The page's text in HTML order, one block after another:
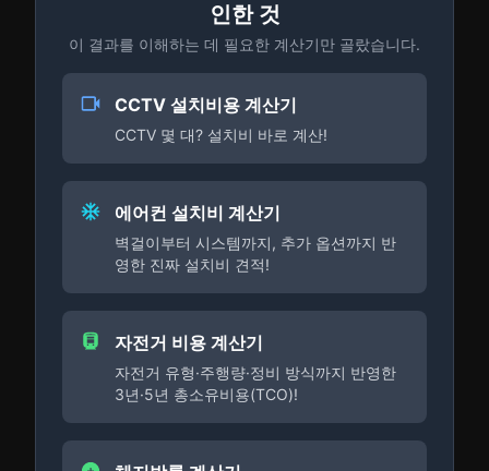
인한 것
이 결과를 이해하는 데 필요한 계산기만 골랐습니다.
CCTV 설치비용 계산기
CCTV 몇 대? 설치비 바로 계산!
에어컨 설치비 계산기
벽걸이부터 시스템까지, 추가 옵션까지 반
영한 진짜 설치비 견적!
자전거 비용 계산기
자전거 유형·주행량·정비 방식까지 반영한
3년·5년 총소유비용(TCO)!